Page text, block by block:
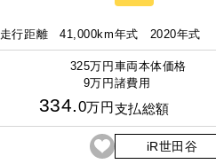
走行距離 41,000km
325万円
9万円
334.0万円
年式 2020年式
車両本体価格
諸費用
支払総額
iR世田谷